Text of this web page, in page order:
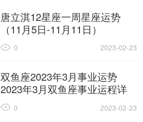
唐立淇12星座一周星座运势
（11月5日-11月11日）
2023-02-23
0
双鱼座2023年3月事业运势
2023年3月双鱼座事业运程详
解
2023-02-23
0